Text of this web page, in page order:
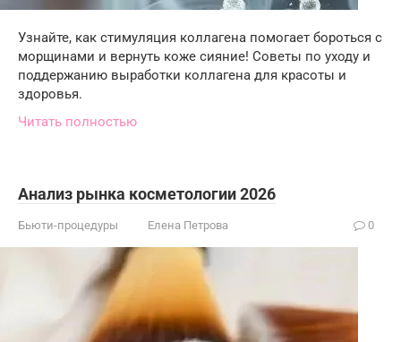
Узнайте, как стимуляция коллагена помогает бороться с
морщинами и вернуть коже сияние! Советы по уходу и
поддержанию выработки коллагена для красоты и
здоровья.
Читать полностью
Анализ рынка косметологии 2026
Бьюти-процедуры Елена Петрова 0